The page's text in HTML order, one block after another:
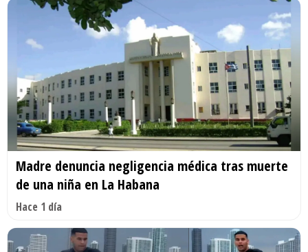
Madre denuncia negligencia médica tras muerte
de una niña en La Habana
Hace 1 día